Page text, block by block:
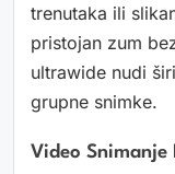
trenutaka ili
pristojan zum
ultrawide nudi
grupne snimke.
Video